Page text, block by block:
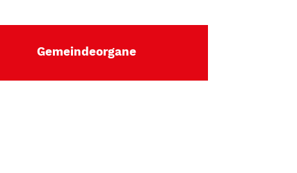
Gemeindeorgane